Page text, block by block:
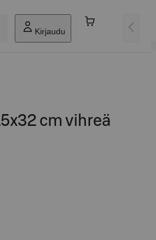
Kirjaudu
cm vihreä